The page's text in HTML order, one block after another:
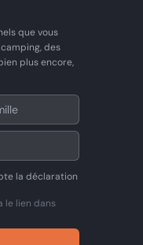
que vous
des
plus encore,
la déclaration
le lien dans